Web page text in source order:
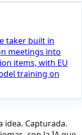
taker built in
meetings into
items, with EU
training on
idea. Capturada.